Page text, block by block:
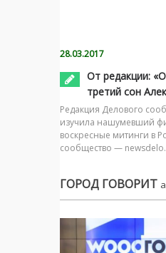
28.03.2017
От редакции:
третий сон
Редакция Делового
изучила нашумевший
воскресные митинги в
сообщество —
ГОРОД ГОВОРИТ